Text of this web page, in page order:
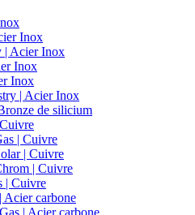
Inox
| Acier Inox
Inox
Inox
| Acier Inox
de silicium
| Cuivre
| Cuivre
| Cuivre
| Cuivre
Acier carbone